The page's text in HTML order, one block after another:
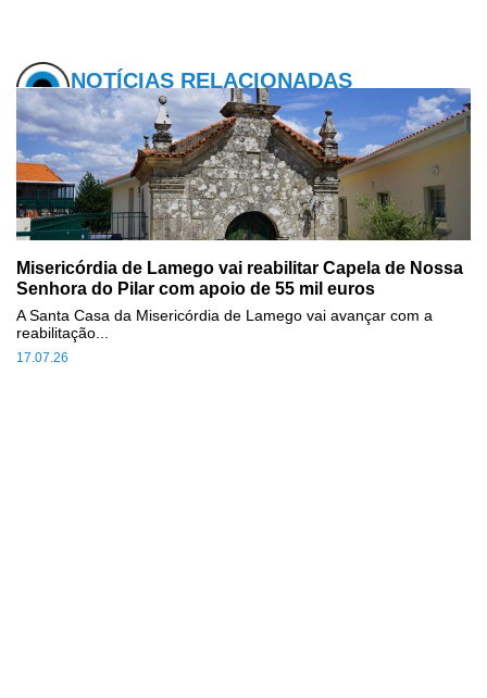
NOTÍCIAS RELACIONADAS
Misericórdia de Lamego vai reabilitar Capela de Nossa
Senhora do Pilar com apoio de 55 mil euros
17.07.26
A Santa Casa da Misericórdia de Lamego vai avançar com a
reabilitação...